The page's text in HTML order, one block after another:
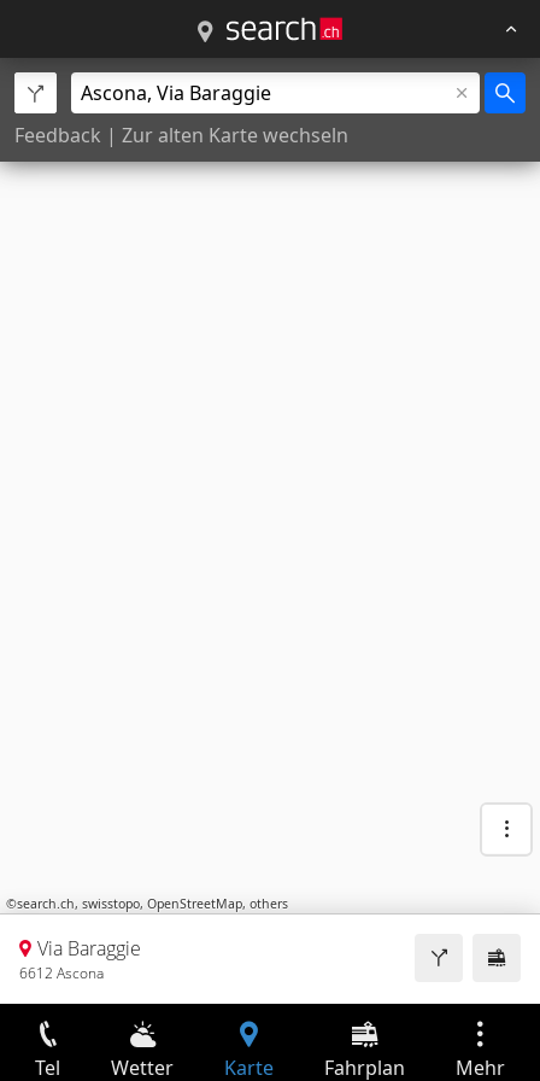
Feedback | Zur alten Karte wechseln
©search.ch, swisstopo, OpenStreetMap, others
Via Baraggie
6612 Ascona
Tel Wetter Karte Fahrplan Mehr